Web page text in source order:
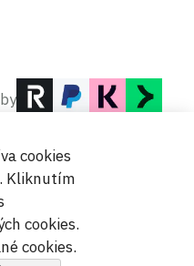
s.r.o.
cookies
Kliknutím
cookies.
cookies.